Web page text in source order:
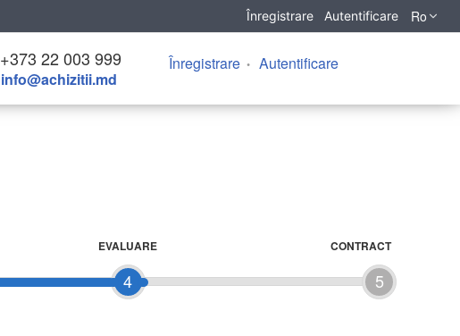
Înregistrare Autentificare Ro
+373 22 003 999
info@achizitii.md
Înregistrare Autentificare
4
EVALUARE
5
CONTRACT